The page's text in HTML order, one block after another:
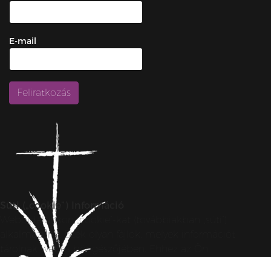
E-mail
Süti („cookie”) Információ
Weboldalunkon „cookie”-kat (továbbiakban „süti”)
alkalmazunk. Ezek olyan fájlok, melyek információt
tárolnak webes böngészőjében. Ehhez az Ön